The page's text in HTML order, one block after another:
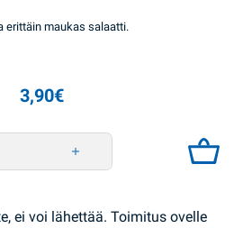
erittäin maukas salaatti.
3,90€
450g Smachna Tradizia quantity
ei voi lähettää. Toimitus ovelle